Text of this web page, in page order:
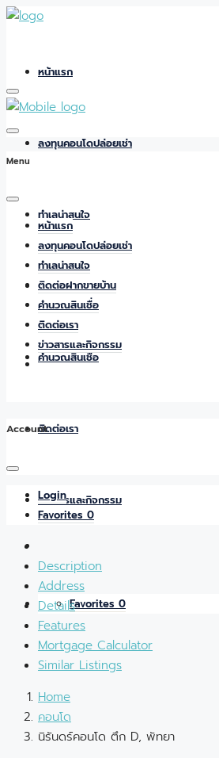
หน้าแรก
ลงทุนคอนโดปล่อยเช่า
ทำเลน่าสนใจ
ติดต่อฝากขายบ้าน
คำนวณสินเชื่อ
ติดต่อเรา
ข่าวสารและกิจกรรม
Favorites 0
Menu
หน้าแรก
ลงทุนคอนโดปล่อยเช่า
ทำเลน่าสนใจ
ติดต่อฝากขายบ้าน
คำนวณสินเชื่อ
ติดต่อเรา
ข่าวสารและกิจกรรม
Account
Login
Favorites 0
Description
Address
Details
Features
Mortgage Calculator
Similar Listings
Home
คอนโด
นิรันดร์คอนโด ตึก D, พัทยา